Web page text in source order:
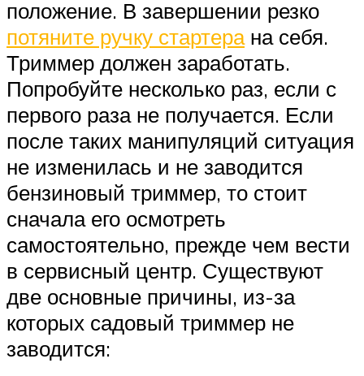
положение. В завершении резко
потяните ручку стартерана себя.
Триммер должен заработать.
Попробуйте несколько раз, если с
первого раза не получается. Если
после таких манипуляций ситуация
не изменилась и не заводится
бензиновый триммер, то стоит
сначала его осмотреть
самостоятельно, прежде чем вести
в сервисный центр. Существуют
две основные причины, из-за
которых садовый триммер не
заводится: